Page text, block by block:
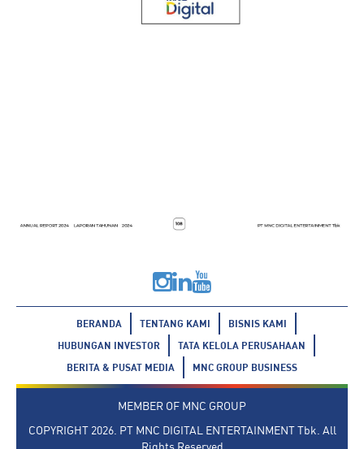
BERANDA TENTANG KAMI
BISNIS KAMI
HUBUNGAN INVESTOR
TATA KELOLA PERUSAHAAN
BERITA & PUSAT MEDIA
MNC GROUP BUSINESS
MEMBER OF MNC GROUP
COPYRIGHT 2026. PT MNC DIGITAL ENTERTAINMENT Tbk. All